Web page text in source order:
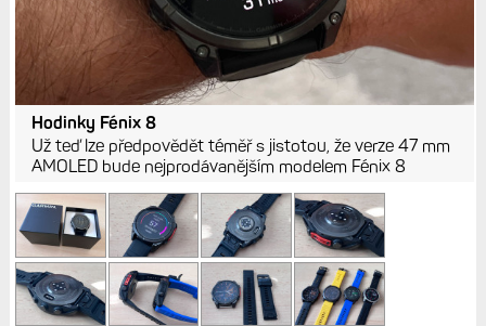
Hodinky Fénix 8
Už teď lze předpovědět téměř s jistotou, že verze 47 mm
AMOLED bude nejprodávanějším modelem Fénix 8